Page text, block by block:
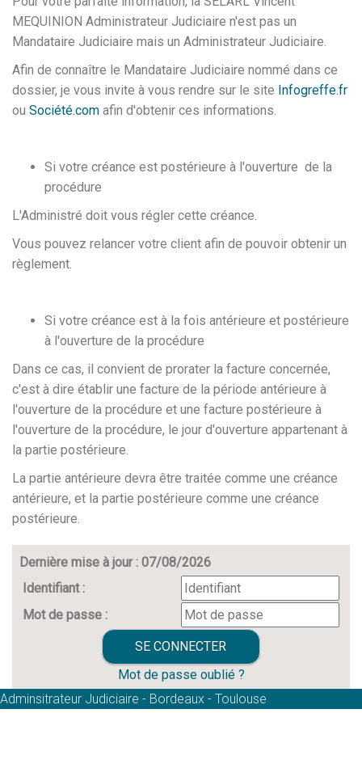
MEQUINION Administrateur Judiciaire n'est pas un
Mandataire Judiciaire mais un Administrateur Judiciaire.
Afin de connaître le Mandataire Judiciaire nommé dans ce
dossier, je vous invite à vous rendre sur le site Infogreffe.fr
ou Société.com afin d'obtenir ces informations.
Si votre créance est postérieure à l'ouverture de la
procédure
L'Administré doit vous régler cette créance.
Vous pouvez relancer votre client afin de pouvoir obtenir un
règlement.
Si votre créance est à la fois antérieure et postérieure
à l'ouverture de la procédure
Dans ce cas, il convient de prorater la facture concernée,
c'est à dire établir une facture de la période antérieure à
l'ouverture de la procédure et une facture postérieure à
l'ouverture de la procédure, le jour d'ouverture appartenant à
la partie postérieure.
La partie antérieure devra être traitée comme une créance
antérieure, et la partie postérieure comme une créance
postérieure.
Dernière mise à jour : 07/08/2026
Identifiant :
Mot de passe :
Mot de passe oublié ?
Adminsitrateur Judiciaire - Bordeaux - Toulouse